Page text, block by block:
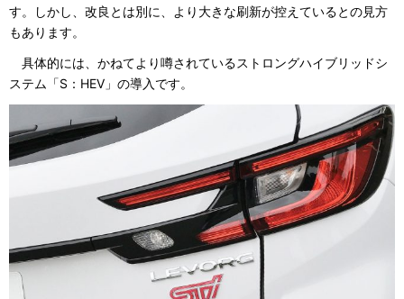
す。しかし、改良とは別に、より大きな刷新が控えているとの見方
もあります。
具体的には、かねてより噂されているストロングハイブリッドシ
ステム「S：HEV」の導入です。